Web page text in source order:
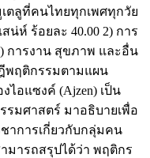
ตลูที่คนไทยทุกเพศทุกวัย
น่ห์ ร้อยละ 40.00 2) การ
การงาน สุขภาพ และอื่น
พฤติกรรมตามแผน
งไอแซงค์ (Ajzen) เป็น
มศาสตร์ มาอธิบายเพื่อ
าการเกี่ยวกับกลุ่มคน
มารถสรุปได้ว่า พฤติกร